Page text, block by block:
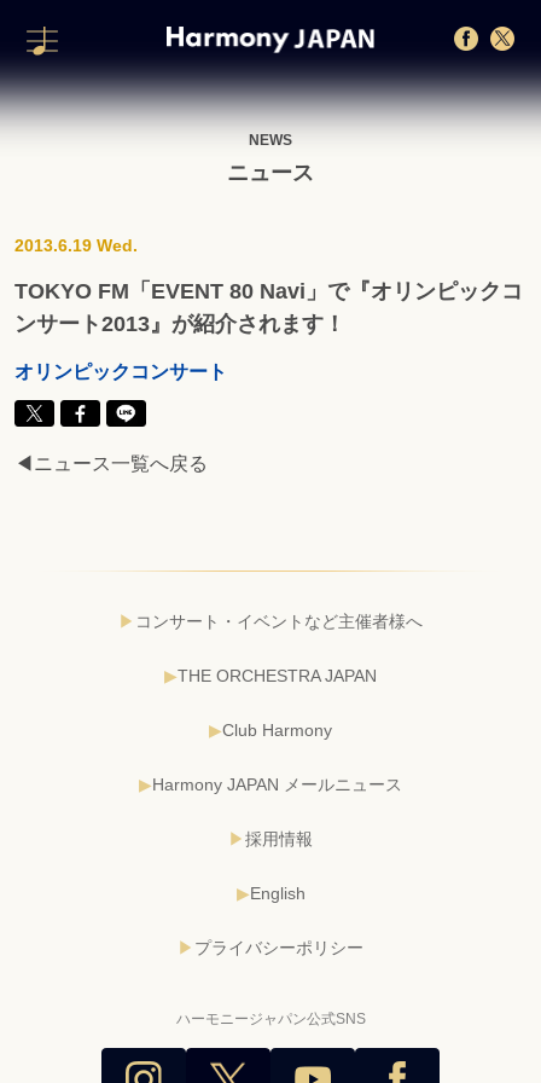
NEWS
ニュース
2013.6.19 Wed.
TOKYO FM「EVENT 80 Navi」で『オリンピックコ
ンサート2013』が紹介されます！
オリンピックコンサート
◀ニュース一覧へ戻る
コンサート・イベントなど主催者様へ
THE ORCHESTRA JAPAN
Club Harmony
Harmony JAPAN メールニュース
採用情報
English
プライバシーポリシー
ハーモニージャパン公式SNS